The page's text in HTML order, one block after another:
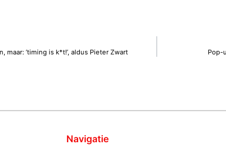
’timing is k*t!’, aldus Pieter Zwart Pop-
Navigatie